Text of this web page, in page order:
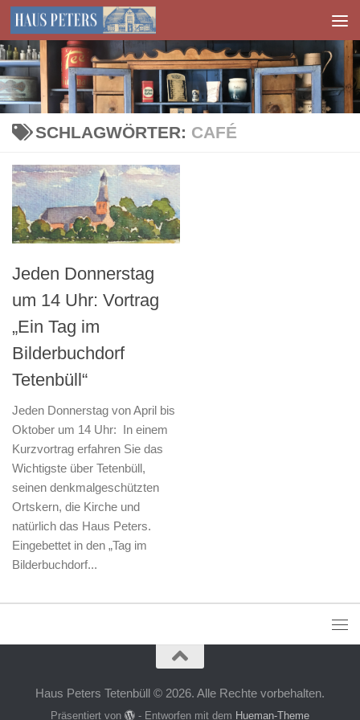
Zum Inhalt springen
SCHLAGWÖRTER: CAFÉ
Jeden Donnerstag
um 14 Uhr: Vortrag
„Ein Tag im
Bilderbuchdorf
Tetenbüll“
Jeden Donnerstag von April bis
Oktober um 14 Uhr: In einem
Kurzvortrag erfahren Sie das
Wichtigste über Tetenbüll,
seinen denkmalgeschützten
Ortskern, die Kirche und
natürlich das Haus Peters.
Eingebettet in den „Tag im
Bilderbuchdorf...
Haus Peters Tetenbüll © 2026. Alle Rechte vorbehalten.
Präsentiert von - Entworfen mit dem Hueman-Theme